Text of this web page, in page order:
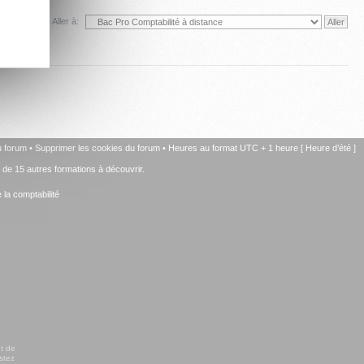
Aller à:
forum • Supprimer les cookies du forum • Heures au format UTC + 1 heure [ Heure d’été ]
de 15 autres formations à découvrir.
la comptabilité
de